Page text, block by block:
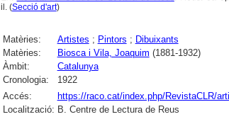
il. (Secció d'art)
Matèries: Artistes ; Pintors ; Dibuixants
Matèries:
Biosca i Vila, Joaquim (1881-1932)
Àmbit:
Catalunya
Cronologia:
1922
Accés:
https://raco.cat/index.php/RevistaCLR/
Localització: B. Centre de Lectura de Reus